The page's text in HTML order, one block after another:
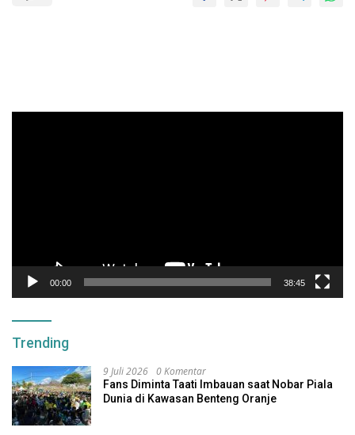
00:00 38:45
Trending
9 Juli 2026 0 Komentar
Fans Diminta Taati Imbauan saat Nobar Piala
Dunia di Kawasan Benteng Oranje